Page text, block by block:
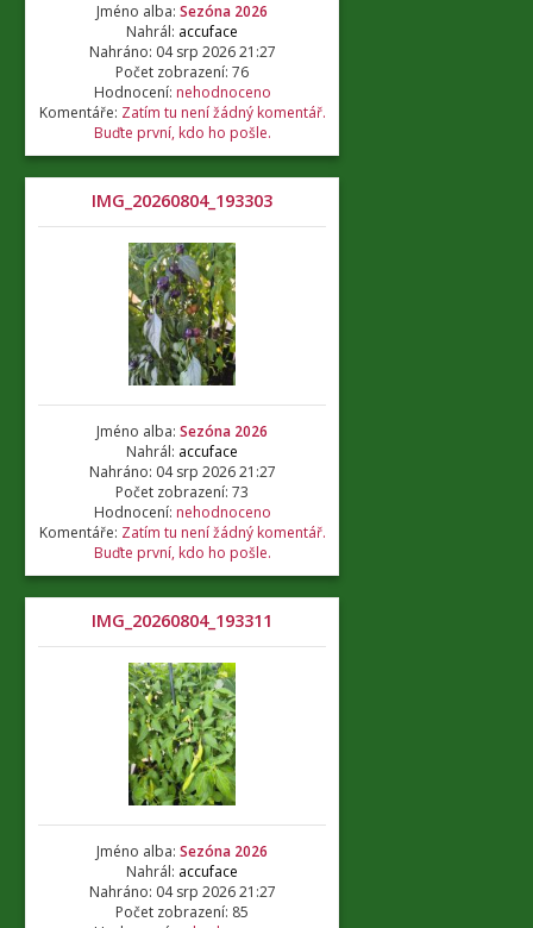
Jméno alba: Sezóna 2026
Nahrál: accuface
Nahráno: 04 srp 2026 21:27
Počet zobrazení: 76
Hodnocení: nehodnoceno
Komentáře: Zatím tu není žádný komentář.
Buďte první, kdo ho pošle.
IMG_20260804_193303
Jméno alba: Sezóna 2026
Nahrál: accuface
Nahráno: 04 srp 2026 21:27
Počet zobrazení: 73
Hodnocení: nehodnoceno
Komentáře: Zatím tu není žádný komentář.
Buďte první, kdo ho pošle.
IMG_20260804_193311
Jméno alba: Sezóna 2026
Nahrál: accuface
Nahráno: 04 srp 2026 21:27
Počet zobrazení: 85